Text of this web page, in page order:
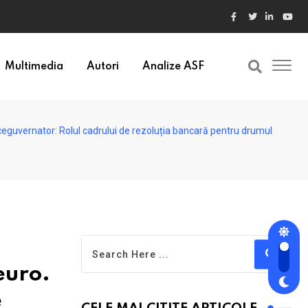
Multimedia Autori Analize ASF
Rolul cadrului de rezoluția bancară pentru drumul